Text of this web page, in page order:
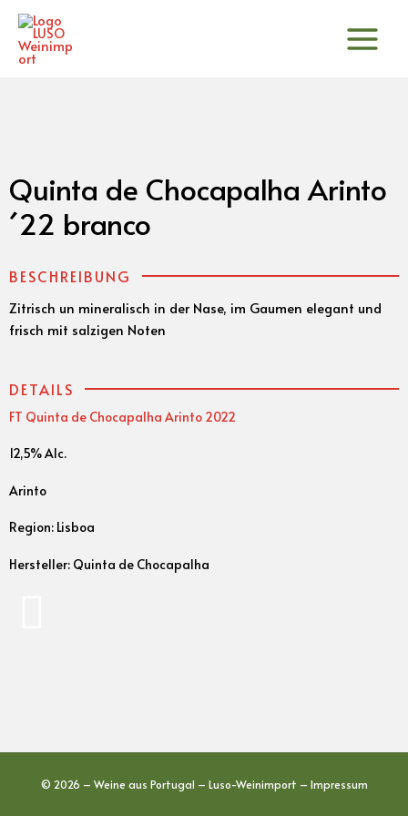
Zum
Inhalt
springen
Quinta de Chocapalha Arinto
´22 branco
BESCHREIBUNG
Zitrisch un mineralisch in der Nase, im Gaumen elegant und
frisch mit salzigen Noten
DETAILS
FT Quinta de Chocapalha Arinto 2022
12,5% Alc.
Arinto
Region: Lisboa
Hersteller: Quinta de Chocapalha
© 2026 – Weine aus Portugal – Luso-Weinimport – Impressum